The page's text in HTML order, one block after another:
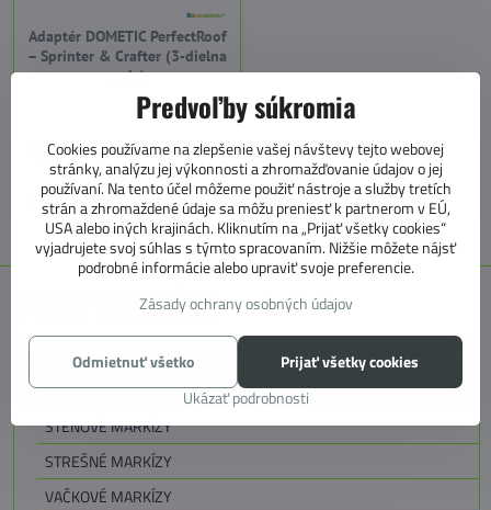
Adaptér DOMETIC PerfectRoof
– Sprinter & Crafter (3-dielna
sada)
+421 905 531 966
info@4caravan.sk
E SHOP KATEGÓRIE
MARKÍZY, PREDSTANY, KOBERCE
MARKÍZY
STENOVÉ MARKÍZY
STREŠNÉ MARKÍZY
VAČKOVÉ MARKÍZY
Predvoľby súkromia
Cookies používame na zlepšenie vašej návštevy tejto webovej
stránky, analýzu jej výkonnosti a zhromažďovanie údajov o jej
používaní. Na tento účel môžeme použiť nástroje a služby tretích
strán a zhromaždené údaje sa môžu preniesť k partnerom v EÚ,
USA alebo iných krajinách. Kliknutím na „Prijať všetky cookies“
vyjadrujete svoj súhlas s týmto spracovaním. Nižšie môžete nájsť
podrobné informácie alebo upraviť svoje preferencie.
Zásady ochrany osobných údajov
Ukázať podrobnosti
Prijať všetky cookies
Odmietnuť všetko